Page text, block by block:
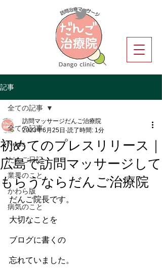
記事
全ての記事
News
だんご日記
業界のこと
かわら版
病気のこと
全ての記事
初めてのプレスリリース｜
広島で訪問マッサージして
もらうならだんご治療院
訪問マッサージだんご治療院
2023年6月25日 読了時間: 1分
だんご院長です。
大切なことを
ブログに書くの
忘れていました。